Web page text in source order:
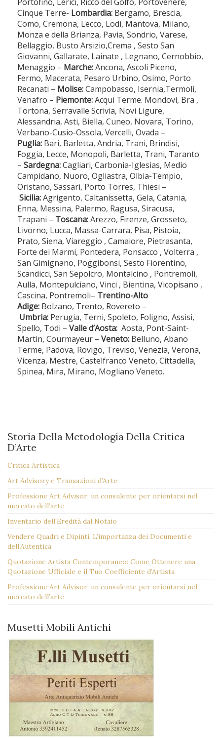
Cinque Terre- Lombardia: Bergamo, Brescia,
Como, Cremona, Lecco, Lodi, Mantova, Milano,
Monza e della Brianza, Pavia, Sondrio, Varese,
Bellaggio, Busto Arsizio,Crema , Sesto San
Giovanni, Gallarate, Lainate , Legnano, Cernobbio,
Menaggio – Marche:Ancona, Ascoli Piceno,
Fermo, Macerata, Pesaro Urbino, Osimo, Porto
Recanati – Molise:Campobasso, Isernia,Termoli,
Venafro – Piemonte:Acqui Terme. Mondovì, Bra ,
Tortona, Serravalle Scrivia, Novi Ligure,
Alessandria, Asti, Biella, Cuneo, Novara, Torino,
Verbano-Cusio-Ossola, Vercelli, Ovada –
Puglia: Bari, Barletta, Andria, Trani, Brindisi,
Foggia, Lecce, Monopoli, Barletta, Trani, Taranto
– Sardegna:Cagliari, Carbonia-Iglesias, Medio
Campidano, Nuoro, Ogliastra, Olbia-Tempio,
Oristano, Sassari, Porto Torres, Thiesi –
Sicilia:Agrigento, Caltanissetta, Gela, Catania,
Enna, Messina, Palermo, Ragusa, Siracusa,
Trapani – Toscana:Arezzo, Firenze, Grosseto,
Livorno, Lucca, Massa-Carrara, Pisa, Pistoia,
Prato, Siena, Viareggio , Camaiore, Pietrasanta,
Forte dei Marmi, Pontedera, Ponsacco , Volterra ,
San Gimignano, Poggibonsi, Sesto Fiorentino,
Scandicci, San Sepolcro, Montalcino , Pontremoli,
Aulla, Montepulciano, Vinci , Bientina, Vicopisano ,
Cascina, Pontremoli– Trentino-Alto
Adige: Bolzano, Trento, Rovereto –
Umbria: Perugia, Terni, Spoleto, Foligno, Assisi,
Spello, Todi – Valle d’Aosta: Aosta, Pont-Saint-
Martin, Courmayeur – Veneto: Belluno, Abano
Terme, Padova, Rovigo, Treviso, Venezia, Verona,
Vicenza, Mestre, Castelfranco Veneto, Cittadella,
Spinea, Mira, Mirano, Mogliano Veneto.
Storia Della Metodologia Della Critica
D’Arte
Critica Artistica
Art Advisory e Transazioni d’Arte
Professione Art Advisor: un consulente per orientarsi nel
mercato dell’arte
Inventario dell’Eredità dal Notaio
Vendere Quadri e Dipinti: L’importanza dei Documenti e
dell’Autentica
Quotazione Artista Contemporaneo: Come Ottenere una
Quotazione Ufficiale e il Tuo Coefficiente d’Artista
Professione Art Advisor: un consulente per orientarsi nel
mercato dell’arte
Musetti Mobili Antichi